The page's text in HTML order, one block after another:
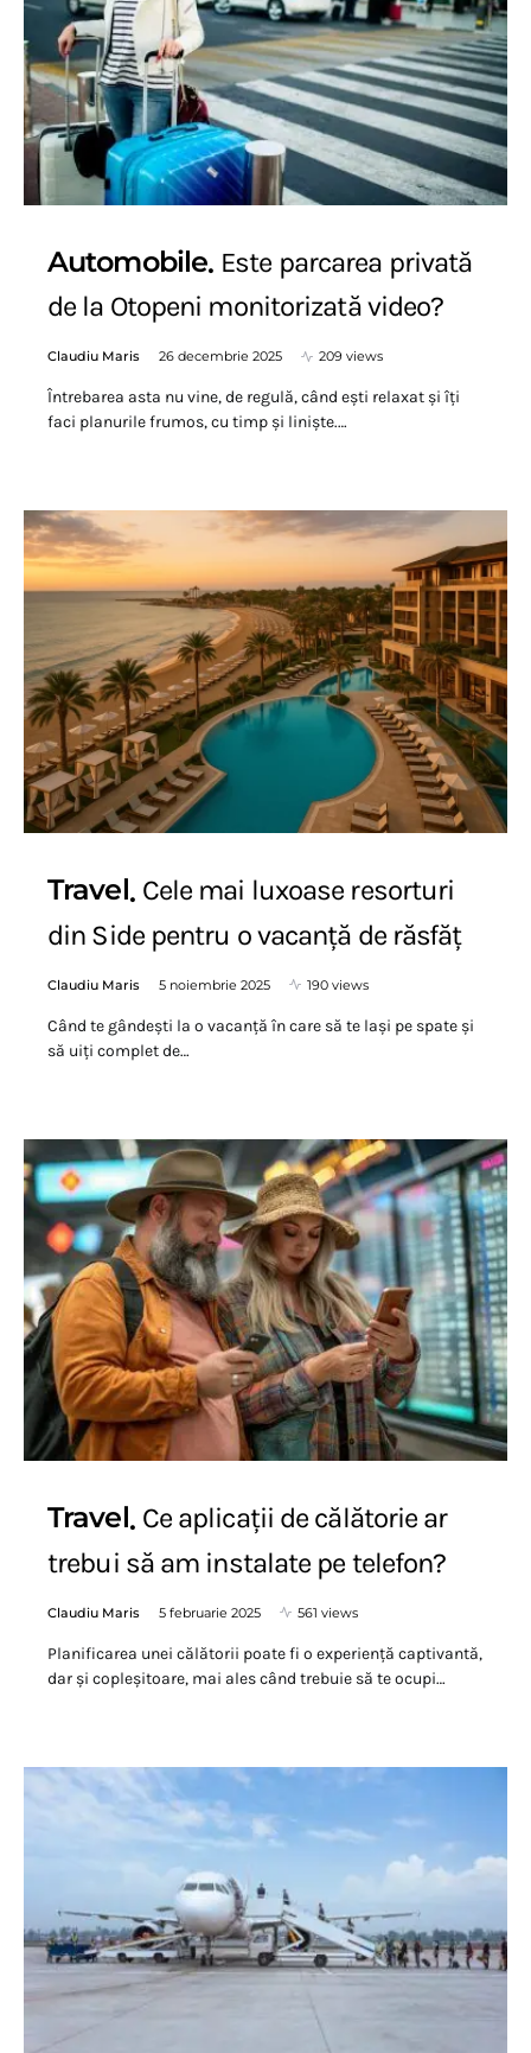
Automobile Este parcarea privată
de la Otopeni monitorizată video?
Claudiu Maris 26 decembrie 2025 209 views
Întrebarea asta nu vine, de regulă, când ești relaxat și îți
faci planurile frumos, cu timp și liniște.…
Travel Cele mai luxoase resorturi
din Side pentru o vacanță de răsfăț
Claudiu Maris 5 noiembrie 2025 190 views
Când te gândești la o vacanță în care să te lași pe spate și
să uiți complet de…
Travel Ce aplicații de călătorie ar
trebui să am instalate pe telefon?
Claudiu Maris 5 februarie 2025 561 views
Planificarea unei călătorii poate fi o experiență captivantă,
dar și copleșitoare, mai ales când trebuie să te ocupi…